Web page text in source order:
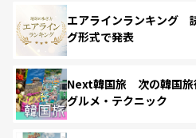
エアラインランキング
グ形式で発表
Next韓国旅 次の韓国旅
グルメ・テクニック